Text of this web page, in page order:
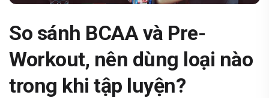
So sánh BCAA và Pre-
Workout, nên dùng loại nào
trong khi tập luyện?